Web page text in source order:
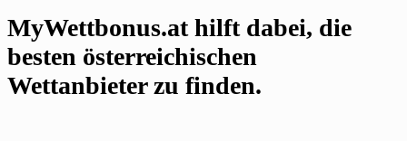
MyWettbonus.at hilft dabei, die
besten österreichischen
Wettanbieter zu finden.